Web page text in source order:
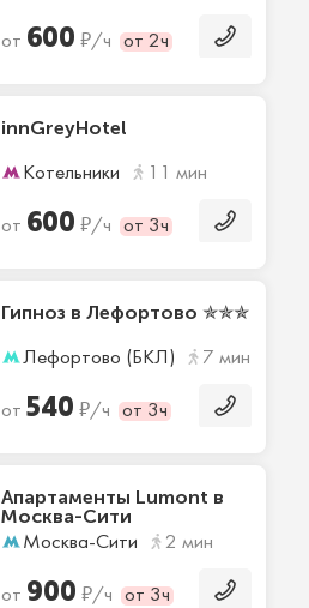
от 600 ₽/ч от 2ч
innGreyHotel
Котельники 11 мин
от 600 ₽/ч от 3ч
Гипноз в Лефортово ✯✯✯
Лефортово (БКЛ) 7 мин
от 540 ₽/ч от 3ч
Апартаменты Lumont в
Москва-Сити
Москва-Сити 2 мин
от 900 ₽/ч от 3ч